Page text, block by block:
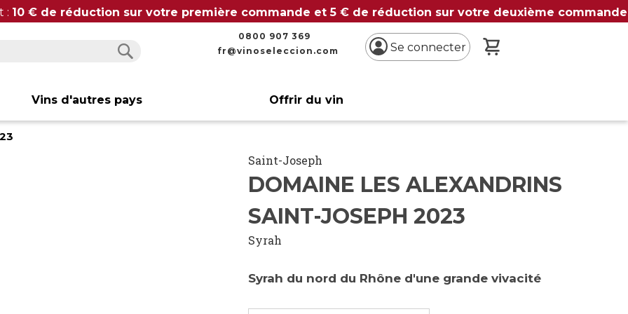
: 10 € de réduction sur votre première commande et 5 € de réduction sur votre deuxième commande
0800 907 369
fr@vinoseleccion.com
Se connecter
Vins d'autres pays Offrir du vin
Saint-Joseph
DOMAINE LES ALEXANDRINS
SAINT-JOSEPH 2023
Syrah
Syrah du nord du Rhône d'une grande vivacité